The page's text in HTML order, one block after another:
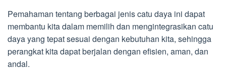
Pemahaman tentang berbagai jenis catu daya ini dapat
membantu kita dalam memilih dan mengintegrasikan catu
daya yang tepat sesuai dengan kebutuhan kita, sehingga
perangkat kita dapat berjalan dengan efisien, aman, dan
andal.